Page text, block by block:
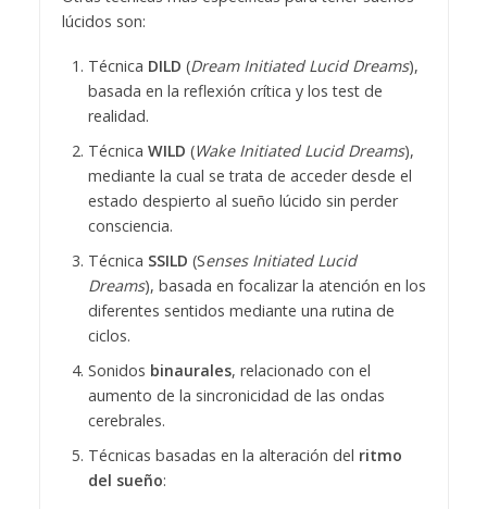
lúcidos son:
Técnica DILD (Dream Initiated Lucid Dreams),
basada en la reflexión crítica y los test de
realidad.
Técnica WILD (Wake Initiated Lucid Dreams),
mediante la cual se trata de acceder desde el
estado despierto al sueño lúcido sin perder
consciencia.
Técnica SSILD (Senses Initiated Lucid
Dreams), basada en focalizar la atención en los
diferentes sentidos mediante una rutina de
ciclos.
Sonidos binaurales, relacionado con el
aumento de la sincronicidad de las ondas
cerebrales.
Técnicas basadas en la alteración del ritmo
del sueño: